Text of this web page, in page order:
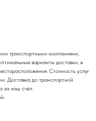
транспортными компаниями,
варианты доставки, в
Стоимость услуг
Доставка до транспортной
за наш счёт.